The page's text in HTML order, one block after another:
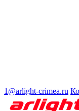
1@arlight-crimea.ru